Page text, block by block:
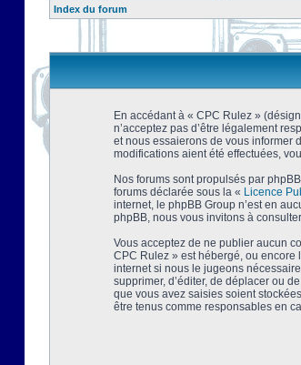
Index du forum
En accédant à « CPC Rulez »
n’acceptez pas d’être légalement
et nous essaierons de vous informer
modifications aient été effectuées,
Nos forums sont propulsés par
forums déclarée sous la « Licence
internet, le phpBB Group n’est en
phpBB, nous vous invitons à consulter
Vous acceptez de ne publier aucun
CPC Rulez » est hébergé, ou encore
internet si nous le jugeons
supprimer, d’éditer, de déplacer ou
que vous avez saisies soient
être tenus comme responsables en